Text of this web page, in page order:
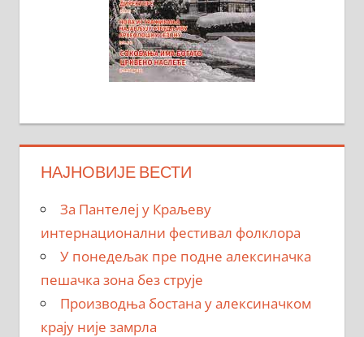
НАЈНОВИЈЕ ВЕСТИ
За Пантелеј у Краљеву
интернационални фестивал фолклора
У понедељак пре подне алексиначка
пешачка зона без струје
Производња бостана у алексиначком
крају није замрла